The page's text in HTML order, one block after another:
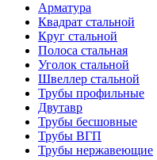
Арматура
Квадрат стальной
Круг стальной
Полоса стальная
Уголок стальной
Швеллер стальной
Трубы профильные
Двутавр
Трубы бесшовные
Трубы ВГП
Трубы нержавеющие